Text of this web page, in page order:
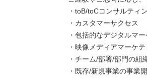
・toB/toCコンサルティ
・カスタマーサクセス
・包括的なデジタルマ
・映像メディアマーケ
・チーム/部署/部門の組
・既存/新規事業の事業